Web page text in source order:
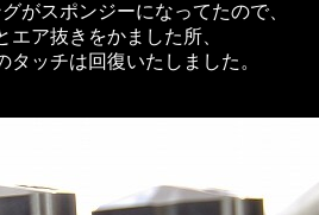
がスポンジーになってたので、
エア抜きをかました所、
タッチは回復いたしました。